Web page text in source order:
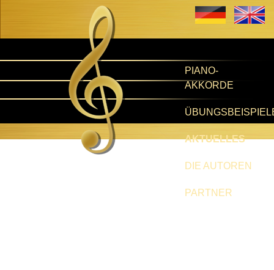
PIANO-
AKKORDE
AKTUELLES
DIE AUTOREN
PARTNER